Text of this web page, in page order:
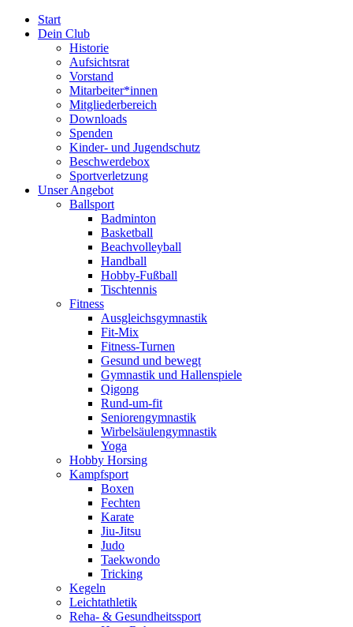
Start
Dein Club
Historie
Aufsichtsrat
Vorstand
Mitarbeiter*innen
Mitgliederbereich
Downloads
Spenden
Kinder- und Jugendschutz
Beschwerdebox
Sportverletzung
Unser Angebot
Ballsport
Badminton
Basketball
Beachvolleyball
Handball
Hobby-Fußball
Tischtennis
Fitness
Ausgleichsgymnastik
Fit-Mix
Fitness-Turnen
Gesund und bewegt
Gymnastik und Hallenspiele
Qigong
Rund-um-fit
Seniorengymnastik
Wirbelsäulengymnastik
Yoga
Hobby Horsing
Kampfsport
Boxen
Fechten
Karate
Jiu-Jitsu
Judo
Taekwondo
Tricking
Kegeln
Leichtathletik
Reha- & Gesundheitssport